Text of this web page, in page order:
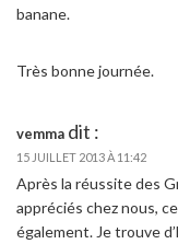
banane.
Très bonne journée.
vemma dit :
15 JUILLET 2013 À 11:42
Après la réussite des
appréciés chez nous,
également. Je trouve